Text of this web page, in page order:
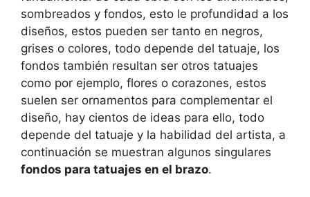
sombreados y fondos, esto le profundidad a los
diseños, estos pueden ser tanto en negros,
grises o colores, todo depende del tatuaje, los
fondos también resultan ser otros tatuajes
como por ejemplo, flores o corazones, estos
suelen ser ornamentos para complementar el
diseño, hay cientos de ideas para ello, todo
depende del tatuaje y la habilidad del artista, a
continuación se muestran algunos singulares
fondos para tatuajes en el brazo.